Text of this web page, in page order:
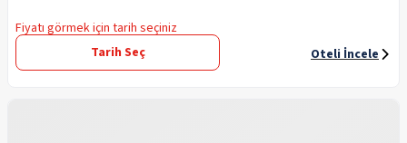
Fiyatı görmek için tarih seçiniz
Tarih Seç
Oteli İncele